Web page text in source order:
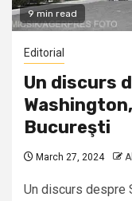
9 min read
Editorial
Un discurs
Bucureşti
March 27, 2024
Un discurs despre